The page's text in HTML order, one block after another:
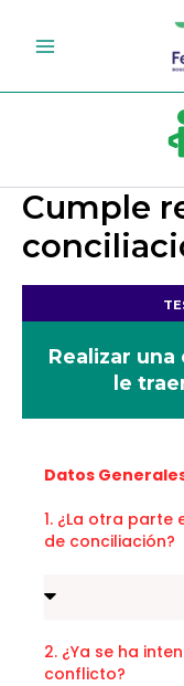
Cumple
Realizar
le
Datos
1. ¿La otra
de conciliación?
2. ¿Ya se ha
conflicto?